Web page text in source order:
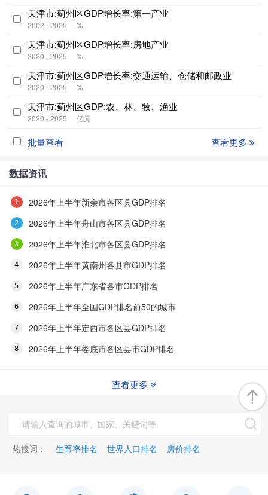
天津市:蓟州区GDP增长率:第一产业
2002 - 2025 %
天津市:蓟州区GDP增长率:房地产业
2020 - 2025 %
天津市:蓟州区GDP增长率:交通运输、仓储和邮政业
2020 - 2025 %
天津市:蓟州区GDP:农、林、牧、渔业
2020 - 2025 亿元
批量查看 查看更多
数据资讯
2026年上半年新余市各区县GDP排名
2026年上半年舟山市各区县GDP排名
2026年上半年淮北市各区县GDP排名
2026年上半年黄南州各县市GDP排名
2026年上半年广东省各市GDP排名
2026年上半年全国GDP排名前50的城市
2026年上半年定西市各区县GDP排名
2026年上半年娄底市各区县市GDP排名
查看更多
热搜词： 生育率排名 世界人口排名 房价排名